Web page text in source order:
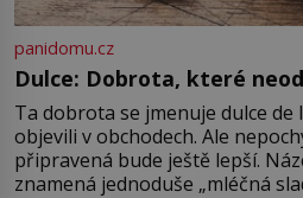
panidomu.cz
Dulce: Dobrota, které
Ta dobrota se jmenuje dulce de
objevili v obchodech. Ale
připravená bude ještě lepší.
znamená jednoduše „mléčná